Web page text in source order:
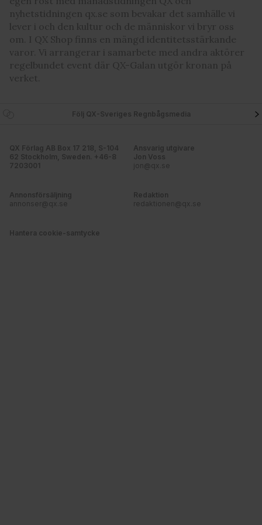
information som du har tillhandahållit eller som de har
samlat in när du har använt deras tjänster. Du godkänner
våra cookies vid fortsatt användande av vår webbplats.
nyhetstidningen qx.se som bevakar det samhälle vi
lever i och den kultur och de människor vi bryr oss
om. I QX Shop finns en mängd identitetsstärkande
varor. Vi arrangerar i samarbete med andra aktörer
regelbundet event där QX-Galan utgör kronan på
verket.
Följ QX-Sveriges Regnbågsmedia
QX Förlag AB Box 17 218, S-104
62 Stockholm, Sweden. +46-8
7203001
Ansvarig utgivare
Jon Voss
jon@qx.se
Annonsförsäljning
annonser@qx.se
Redaktion
redaktionen@qx.se
Hantera cookie-samtycke